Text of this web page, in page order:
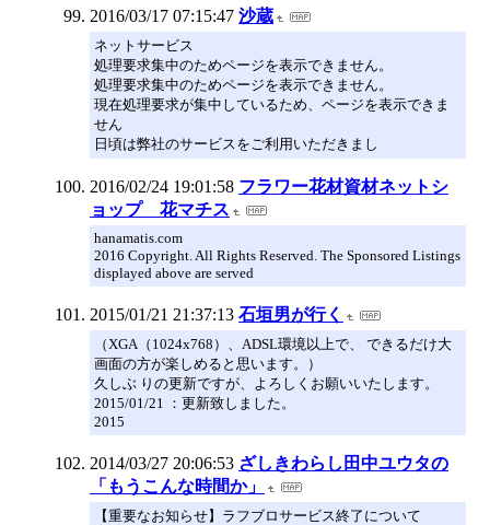
2016/03/17 07:15:47 沙蔵
ネットサービス
処理要求集中のためページを表示できません。
処理要求集中のためページを表示できません。
現在処理要求が集中しているため、ページを表示できま
せん
日頃は弊社のサービスをご利用いただきまし
2016/02/24 19:01:58 フラワー花材資材ネットシ
ョップ 花マチス
hanamatis.com
2016 Copyright. All Rights Reserved. The Sponsored Listings
displayed above are served
2015/01/21 21:37:13 石垣男が行く
（XGA（1024x768）、ADSL環境以上で、 できるだけ大
画面の方が楽しめると思います。）
久しぶ りの更新ですが、よろしくお願いいたします。
2015/01/21 ：更新致しました。
2015
2014/03/27 20:06:53 ざしきわらし田中ユウタの
「もうこんな時間か」
【重要なお知らせ】ラフブロサービス終了について